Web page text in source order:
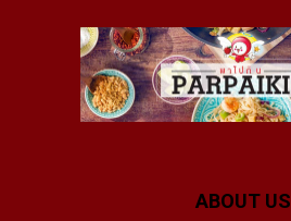
ABOUT US